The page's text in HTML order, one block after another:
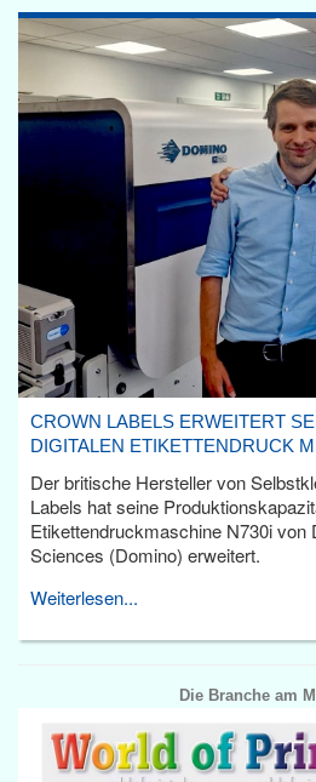
CROWN LABELS ERWEITERT
DIGITALEN ETIKETTENDRUCK
Der britische Hersteller von
Labels hat seine
Etikettendruckmaschine N730i von
Sciences (Domino) erweitert.
Weiterlesen...
Die Branche am